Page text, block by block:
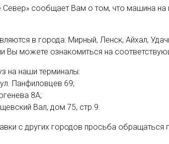
сообщает Вам о том, что машина на
в города: Мирный, Ленск, Айхал,
Вы можете ознакомиться на
на наши терминалы:
Панфиловцев 69;
8А;
Вал, дом 75, стр.9.
с других городов просьба обращаться